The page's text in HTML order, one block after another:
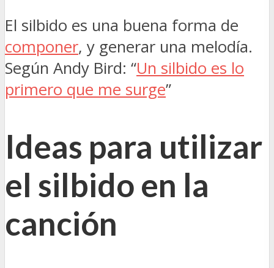
El silbido es una buena forma de
componer, y generar una melodía.
Según Andy Bird: “Un silbido es lo
primero que me surge”
Ideas para utilizar
el silbido en la
canción